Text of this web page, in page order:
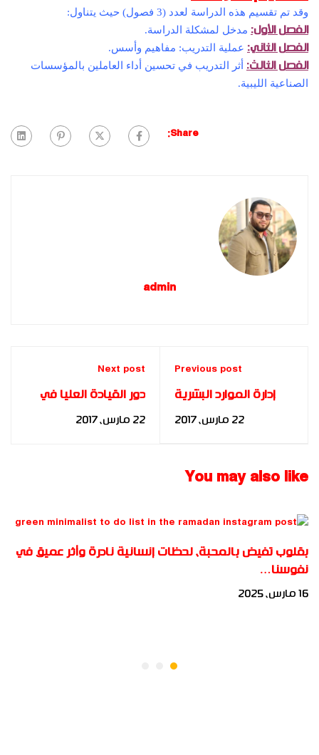
وقد تم تقسيم هذه الدراسة لعدد (3 فصول) حيث يتناول:
الفصل الأول: مدخل لمشكلة الدراسة.
الفصل الثاني: عملية التدريب: مفاهيم وأسس.
الفصل الثالث: أثر التدريب في تحسين أداء العاملين بالمؤسسات
الصناعية الليبية.
Share:
admin
Previous post
إدارة الموارد البشرية
22 مارس، 2017
Next post
دور القيادة العليا في
22 مارس، 2017
You may also like
بقلوب تفيض بالمحبة، لحظات إنسانية نادرة وأثر عميق في
نفوسنا…
16 مارس، 2025